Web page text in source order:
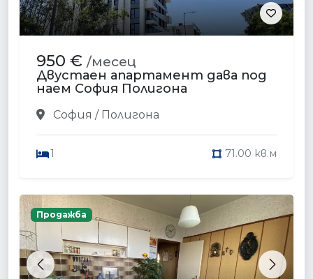
950 € /месец
Двустаен апартамент дава под
наем София Полигона
София / Полигона
1 71.00 кв.м
Previous Next
Продажба